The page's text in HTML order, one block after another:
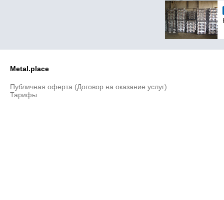
2
Metal.place
Публичная оферта (Договор на оказание услуг)
Тарифы